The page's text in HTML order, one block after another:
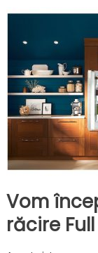
Vom
răcire